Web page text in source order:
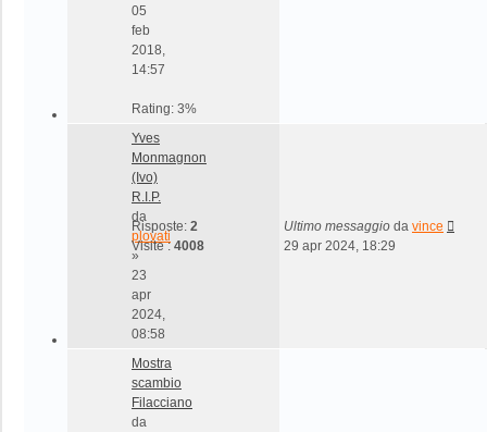
05
feb
2018,
14:57
Rating: 3%
Yves
Monmagnon
(Ivo)
R.I.P.
da
plovati
»
23
apr
2024,
08:58
Risposte: 2
Visite : 4008
Ultimo messaggio da vince
29 apr 2024, 18:29
Mostra
scambio
Filacciano
da